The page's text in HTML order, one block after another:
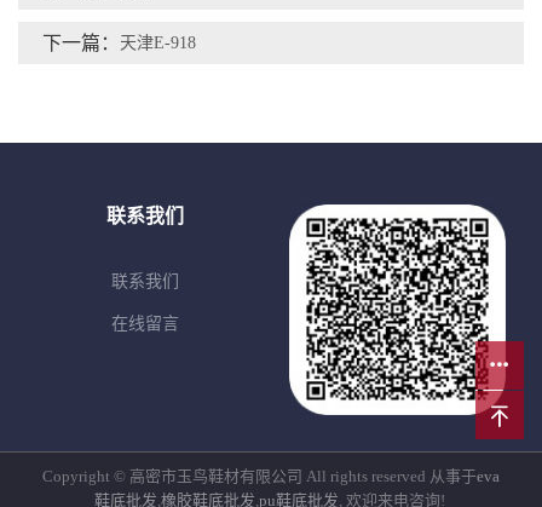
下一篇： 天津E-918
联系我们
联系我们
在线留言
Copyright © 高密市玉鸟鞋材有限公司 All rights reserved 从事于eva
鞋底批发 橡胶鞋底批发 pu鞋底批发 , 欢迎来电咨询!